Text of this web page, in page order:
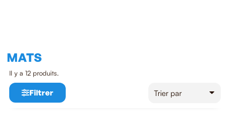
MATS
Il y a 12 produits.
Filtrer